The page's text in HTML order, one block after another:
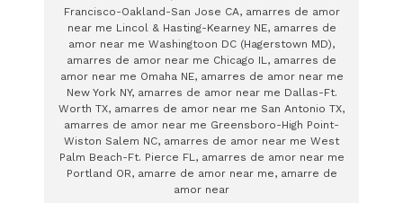
Francisco-Oakland-San Jose CA, amarres de amor
near me Lincol & Hasting-Kearney NE, amarres de
amor near me Washingtoon DC (Hagerstown MD),
amarres de amor near me Chicago IL, amarres de
amor near me Omaha NE, amarres de amor near me
New York NY, amarres de amor near me Dallas-Ft.
Worth TX, amarres de amor near me San Antonio TX,
amarres de amor near me Greensboro-High Point-
Wiston Salem NC, amarres de amor near me West
Palm Beach-Ft. Pierce FL, amarres de amor near me
Portland OR, amarre de amor near me, amarre de
amor near